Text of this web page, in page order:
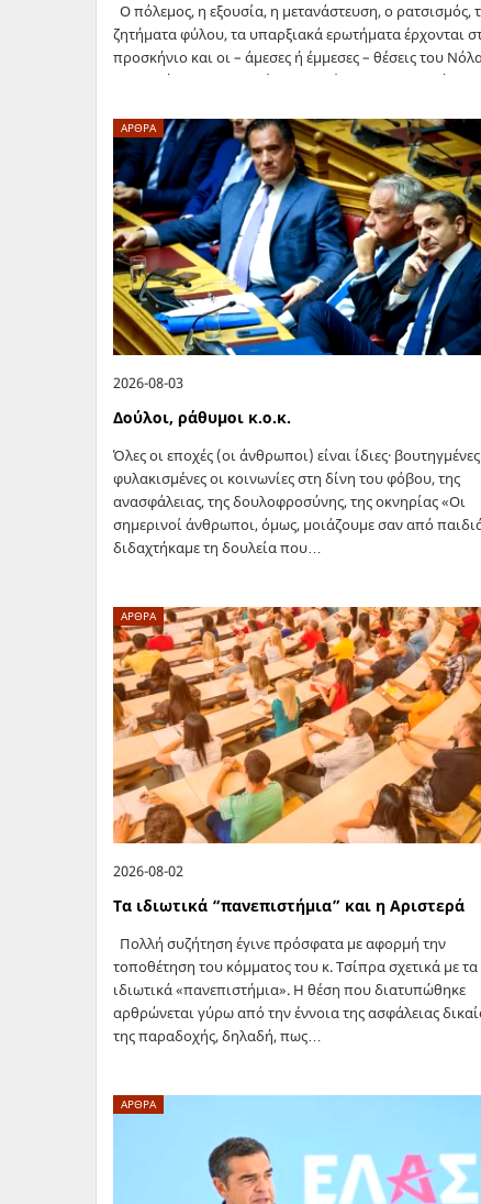
Ο πόλεμος, η εξουσία, η μετανάστευση, ο ρατσισμός,
ζητήματα φύλου, τα υπαρξιακά ερωτήματα έρχονται
προσκήνιο και οι – άμεσες ή έμμεσες – θέσεις του
αποκτούν υποστηρικτές και πολέμιους. Το φετινό
ΑΡΘΡΑ
2026-08-03
Δούλοι, ράθυμοι κ.ο.κ.
Όλες οι εποχές (οι άνθρωποι) είναι ίδιες·
φυλακισμένες οι κοινωνίες στη δίνη του φόβου, της
ανασφάλειας, της δουλοφροσύνης, της οκνηρίας «Οι
σημερινοί άνθρωποι, όμως, μοιάζουμε σαν από
διδαχτήκαμε τη δουλεία που…
ΑΡΘΡΑ
2026-08-02
Τα ιδιωτικά “πανεπιστήμια” και η Αριστερά
Πολλή συζήτηση έγινε πρόσφατα με αφορμή την
τοποθέτηση του κόμματος του κ. Τσίπρα σχετικά με τα
ιδιωτικά «πανεπιστήμια». Η θέση που διατυπώθηκε
αρθρώνεται γύρω από την έννοια της ασφάλειας
της παραδοχής, δηλαδή, πως…
ΑΡΘΡΑ